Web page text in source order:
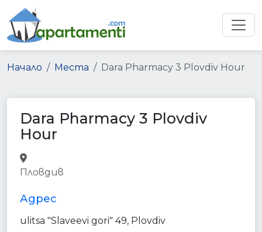
Начало Места Dara Pharmacy 3 Plovdiv Hour
Dara Pharmacy 3 Plovdiv
Hour
Пловдив
Адрес
ulitsa "Slaveevi gori" 49, Plovdiv